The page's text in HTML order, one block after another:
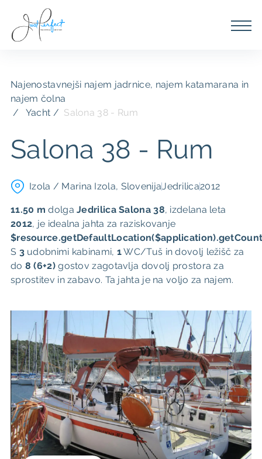
Najenostavnejši najem jadrnice, najem katamarana in
najem čolna
Yacht / Salona 38 - Rum
Salona 38 - Rum
Izola / Marina Izola, SlovenijaJedrilica2012
11.50 m dolgaJedrilica Salona 38, ​​izdelana leta
2012, je idealna jahta za raziskovanje
S 3udobnimi kabinami, 1WC/Tuš in dovolj ležišč za
do 8 (6+2)gostov zagotavlja dovolj prostora za
sprostitev in zabavo. Ta jahta je na voljo za najem.